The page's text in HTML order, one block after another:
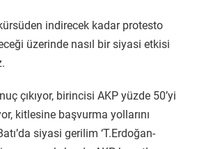
indirecek kadar protesto
üzerinde nasıl bir siyasi etkisi
çıkıyor, birincisi AKP yüzde 50’yi
kitlesine başvurma yollarını
siyasi gerilim ‘T.Erdoğan-